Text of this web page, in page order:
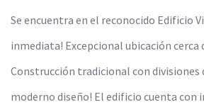
Se encuentra en el reconocido Edificio
inmediata! Excepcional ubicación cerca
Construcción tradicional con divisiones
moderno diseño! El edificio cuenta